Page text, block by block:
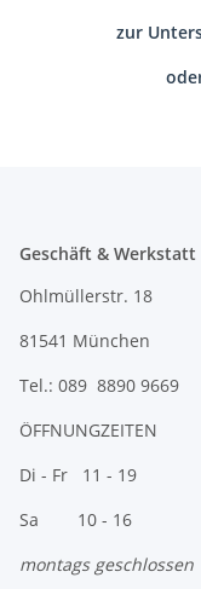
zur
Geschäft & Werkstatt
Ohlmüllerstr. 18
81541 München
Tel.: 089 8890 9669
ÖFFNUNGZEITEN
Di - Fr 11 - 19
Sa 10 - 16
montags geschlossen